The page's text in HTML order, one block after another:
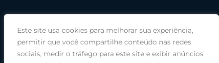
Este site usa cookies para melhorar sua experiência,
permitir que você compartilhe conteúdo nas redes
sociais, medir o tráfego para este site e exibir anúncios
Praça Rui Barbosa, 220, sala 66, Porto Alegre, RS, 90030-100 |
Telefone: (51) 99949-1120